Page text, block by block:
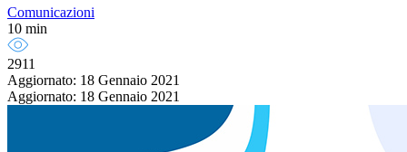
Comunicazioni
10 min
2911
Aggiornato: 18 Gennaio 2021
Aggiornato: 18 Gennaio 2021